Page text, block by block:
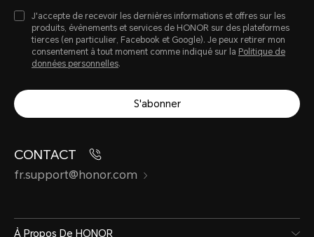
J'accepte de recevoir les dernières informations et offres sur les
produits, évènements et services de HONOR sur des plateformes
tierces (en particulier, Facebook et Google). Je peux retirer mon
consentement à tout moment comme indiqué sur la Politique de
données personnelles.
S'abonner
CONTACT
fr.support@honor.com
À Propos De HONOR